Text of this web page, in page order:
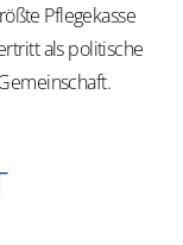
Pflegekasse
als politische